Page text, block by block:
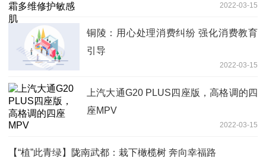
2022-03-15
铜陵：用心处理消费纠纷 强化消费教育
引导
2022-03-15
上汽大通G20 PLUS四座版，高格调的四
座MPV
2022-03-15
【“植”此青绿】陇南武都：栽下橄榄树 奔向幸福路